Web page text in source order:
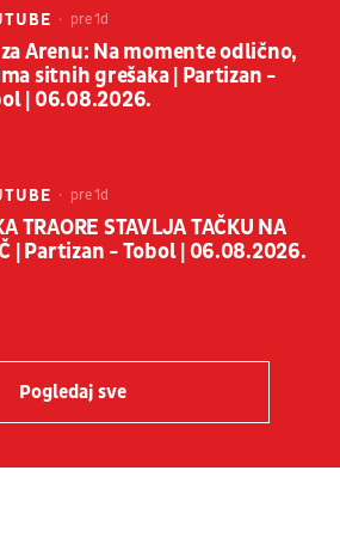
pre 1d
Arenu: Na momente odlično,
sitnih grešaka | Partizan -
| 06.08.2026.
pre 1d
TRAORE STAVLJA TAČKU NA
| Partizan - Tobol | 06.08.2026.
Pogledaj sve